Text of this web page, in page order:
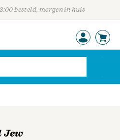
besteld, morgen in huis